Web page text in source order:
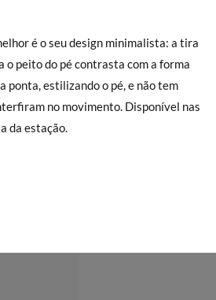
da estação.
de Atendimento ao Cliente
Não tem que se preocupar com nada.
nos-emos de lhe enviar um estafeta